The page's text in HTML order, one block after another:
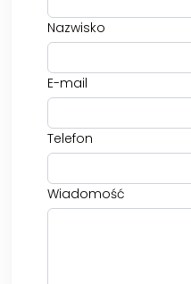
Nazwisko
E-mail
Telefon
Wiadomość